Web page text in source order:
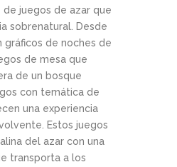
de juegos de azar que
sobrenatural. Desde
gráficos de noches de
de mesa que
de un bosque
con temática de
una experiencia
Estos juegos
del azar con una
transporta a los